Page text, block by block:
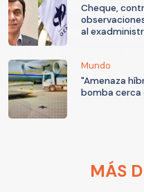
Cheque,
al
Mundo
"Amenaza
bomba cerca
MÁS